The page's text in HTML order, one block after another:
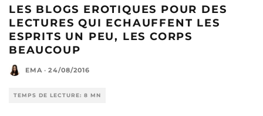
LES BLOGS EROTIQUES POUR DES
LECTURES QUI ECHAUFFENT LES
ESPRITS UN PEU, LES CORPS
BEAUCOUP
EMA · 24/08/2016
TEMPS DE LECTURE: 8 MN